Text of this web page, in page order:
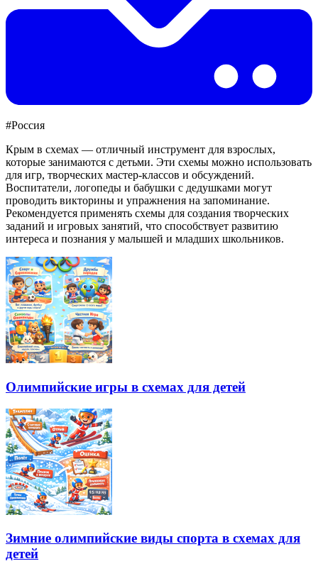
#Россия
Крым в схемах — отличный инструмент для взрослых,
которые занимаются с детьми. Эти схемы можно использовать
для игр, творческих мастер-классов и обсуждений.
Воспитатели, логопеды и бабушки с дедушками могут
проводить викторины и упражнения на запоминание.
Рекомендуется применять схемы для создания творческих
заданий и игровых занятий, что способствует развитию
интереса и познания у малышей и младших школьников.
Олимпийские игры в схемах для детей
Зимние олимпийские виды спорта в схемах для
детей